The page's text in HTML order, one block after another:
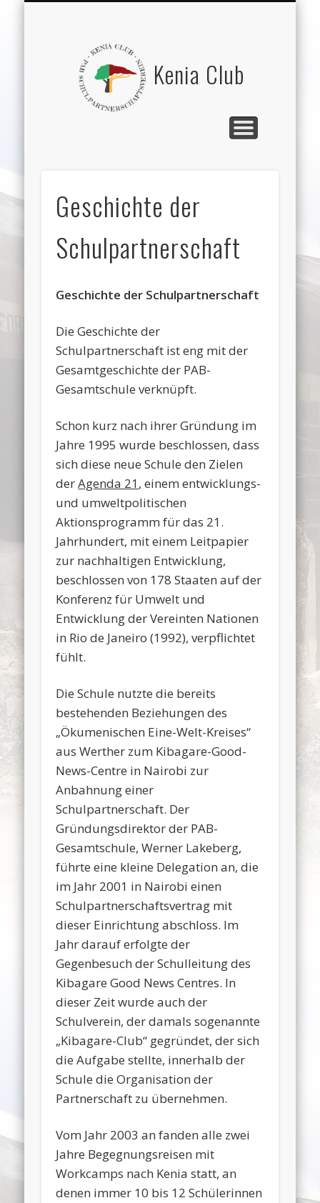
Kenia Club
Geschichte der
Schulpartnerschaft
Geschichte der Schulpartnerschaft
Die Geschichte der
Schulpartnerschaft ist eng mit der
Gesamtgeschichte der PAB-
Gesamtschule verknüpft.
Schon kurz nach ihrer Gründung im
Jahre 1995 wurde beschlossen, dass
sich diese neue Schule den Zielen
derAgenda 21, einem entwicklungs-
und umweltpolitischen
Aktionsprogramm für das 21.
Jahrhundert, mit einem Leitpapier
zur nachhaltigen Entwicklung,
beschlossen von 178 Staaten auf der
Konferenz für Umwelt und
Entwicklung der Vereinten Nationen
in Rio de Janeiro (1992), verpflichtet
fühlt.
Die Schule nutzte die bereits
bestehenden Beziehungen des
„Ökumenischen Eine-Welt-Kreises“
aus Werther zum Kibagare-Good-
News-Centre in Nairobi zur
Anbahnung einer
Schulpartnerschaft. Der
Gründungsdirektor der PAB-
Gesamtschule, Werner Lakeberg,
führte eine kleine Delegation an, die
im Jahr 2001 in Nairobi einen
Schulpartnerschaftsvertrag mit
dieser Einrichtung abschloss. Im
Jahr darauf erfolgte der
Gegenbesuch der Schulleitung des
Kibagare Good News Centres. In
dieser Zeit wurde auch der
Schulverein, der damals sogenannte
„Kibagare-Club“ gegründet, der sich
die Aufgabe stellte, innerhalb der
Schule die Organisation der
Partnerschaft zu übernehmen.
Vom Jahr 2003 an fanden alle zwei
Jahre Begegnungsreisen mit
Workcamps nach Kenia statt, an
denen immer 10 bis 12 Schülerinnen